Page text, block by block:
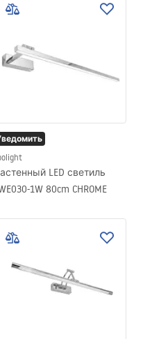
LED светиль
1W 80cm CHROME